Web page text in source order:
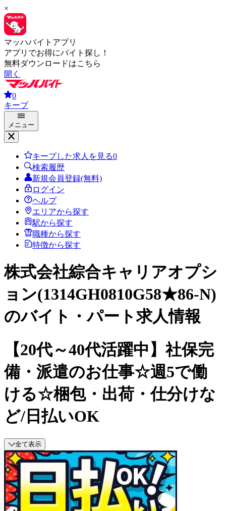
×
マッハバイトアプリ
アプリでお得にバイト探し！
無料ダウンロードはこちら
開く
0
キープ
メニュー
キープした求人を見る0
検索履歴
新規会員登録(無料)
ログイン
ヘルプ
エリアから探す
駅から探す
職種から探す
特徴から探す
株式会社綜合キャリアオプシ
ョン(1314GH0810G58★86-N)
のバイト・パート求人情報
【20代～40代活躍中】社保完
備・派遣のお仕事☆週5で働
ける☆梱包・出荷・仕分けな
ど/日払いOK
全て表示